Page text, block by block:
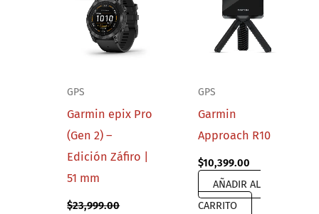
GPS
Garmin epix Pro
(Gen 2) –
Edición Záfiro |
51 mm
$23,999.00
GPS
Garmin
Approach R10
$10,399.00
AÑADIR AL
CARRITO